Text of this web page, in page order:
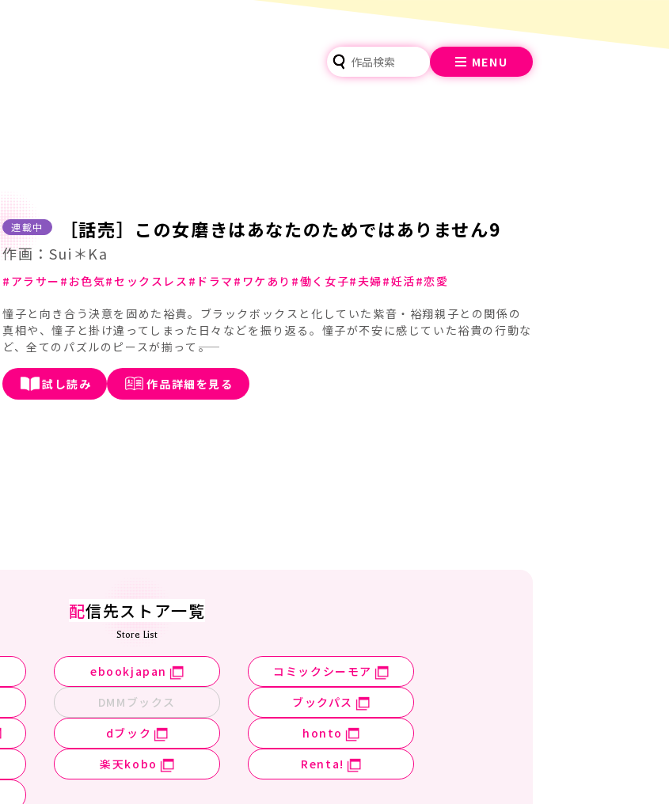
MENU
連載中 ［話売］この女磨きはあなたのためではありません9
作画：Sui＊Ka
アラサー お色気 セックスレス ドラマ ワケあり 働く女子 夫婦 妊活 恋愛
憧子と向き合う決意を固めた裕貴。ブラックボックスと化していた紫音・裕翔親子との関係の
真相や、憧子と掛け違ってしまった日々などを振り返る。憧子が不安に感じていた裕貴の行動な
ど、全てのパズルのピースが揃って――。
試し読み 作品詳細を見る
配信先ストア一覧
Store List
ebookjapan
コミックシーモア
DMMブックス
ブックパス
dブック
honto
楽天kobo
Renta!